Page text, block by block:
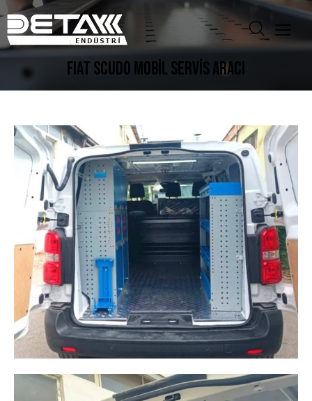
FIAT SCUDO MOBİL SERVİS ARACI